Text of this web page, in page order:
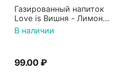
Газированный напиток
Love is Вишня - Лимон
330мл, Россия
В наличии
99.00 ₽